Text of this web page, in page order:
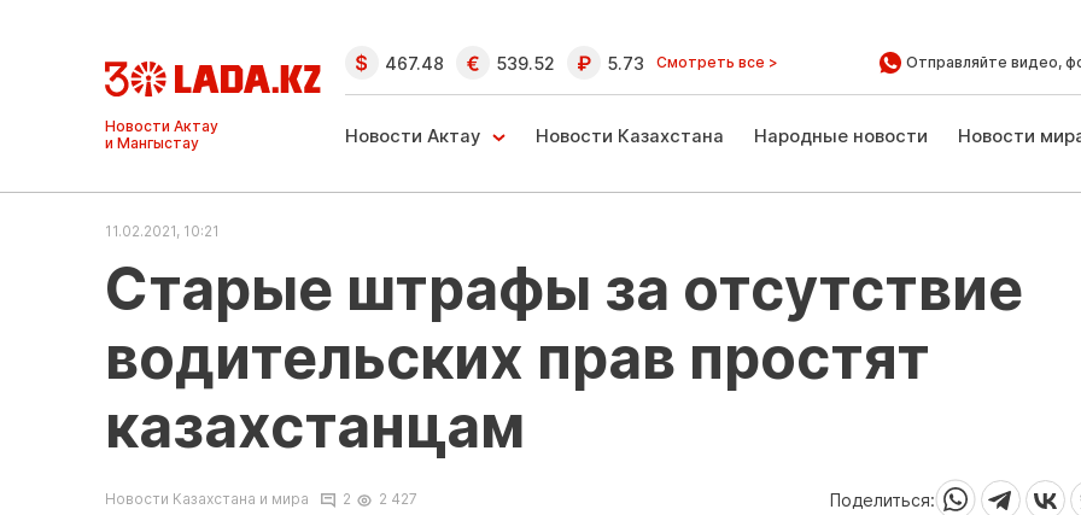
Ақтау және
Манғыстау
жаңалықтары
467.48 539.52 5.73 Смотреть все > Отправляйте видео,
Новости Актау Новости Казахстана Народные новости Новости
11.02.2021, 10:21
Старые штрафы за отсутствие
водительских прав простят
казахстанцам
Новости Казахстана и мира 2 2 427 Поделиться: